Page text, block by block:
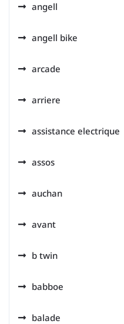
angell
angell bike
arcade
arriere
assistance electrique
assos
auchan
avant
b twin
babboe
balade